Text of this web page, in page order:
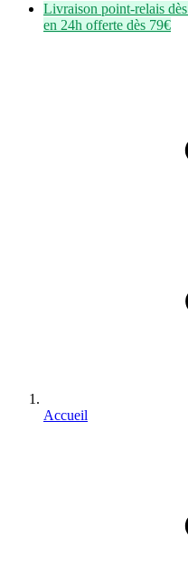
Livraison point-relais dès
en 24h offerte dès 79€
Accueil